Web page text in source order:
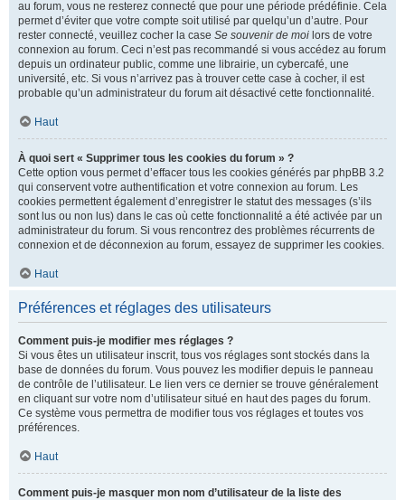
au forum, vous ne resterez connecté que pour une période prédéfinie. Cela
permet d’éviter que votre compte soit utilisé par quelqu’un d’autre. Pour
rester connecté, veuillez cocher la case Se souvenir de moi lors de votre
connexion au forum. Ceci n’est pas recommandé si vous accédez au forum
depuis un ordinateur public, comme une librairie, un cybercafé, une
université, etc. Si vous n’arrivez pas à trouver cette case à cocher, il est
probable qu’un administrateur du forum ait désactivé cette fonctionnalité.
Haut
À quoi sert « Supprimer tous les cookies du forum » ?
Cette option vous permet d’effacer tous les cookies générés par phpBB 3.2
qui conservent votre authentification et votre connexion au forum. Les
cookies permettent également d’enregistrer le statut des messages (s’ils
sont lus ou non lus) dans le cas où cette fonctionnalité a été activée par un
administrateur du forum. Si vous rencontrez des problèmes récurrents de
connexion et de déconnexion au forum, essayez de supprimer les cookies.
Haut
Préférences et réglages des utilisateurs
Comment puis-je modifier mes réglages ?
Si vous êtes un utilisateur inscrit, tous vos réglages sont stockés dans la
base de données du forum. Vous pouvez les modifier depuis le panneau
de contrôle de l’utilisateur. Le lien vers ce dernier se trouve généralement
en cliquant sur votre nom d’utilisateur situé en haut des pages du forum.
Ce système vous permettra de modifier tous vos réglages et toutes vos
préférences.
Haut
Comment puis-je masquer mon nom d’utilisateur de la liste des